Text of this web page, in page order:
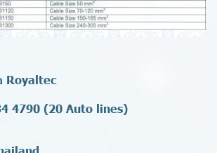
Royaltec
4790 (20 Auto lines)